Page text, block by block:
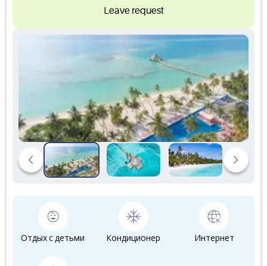
Leave request
Отдых с детьми Кондиционер Интернет